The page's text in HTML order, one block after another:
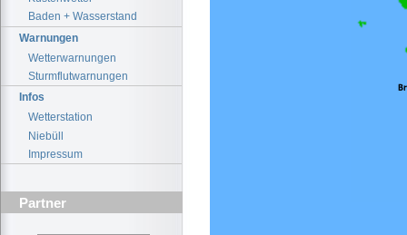
Baden + Wasserstand
Warnungen
Wetterwarnungen
Sturmflutwarnungen
Infos
Wetterstation
Niebüll
Impressum
Partner